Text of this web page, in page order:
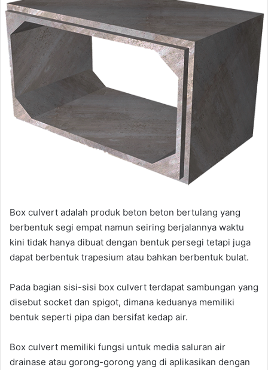
Box culvert adalah produk beton beton bertulang yang
berbentuk segi empat namun seiring berjalannya waktu
kini tidak hanya dibuat dengan bentuk persegi tetapi juga
dapat berbentuk trapesium atau bahkan berbentuk bulat.
Pada bagian sisi-sisi box culvert terdapat sambungan yang
disebut socket dan spigot, dimana keduanya memiliki
bentuk seperti pipa dan bersifat kedap air.
Box culvert memiliki fungsi untuk media saluran air
drainase atau gorong-gorong yang di aplikasikan dengan